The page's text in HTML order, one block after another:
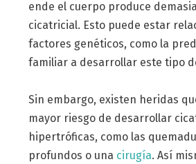
ende el cuerpo produce
cicatricial. Esto puede estar
factores genéticos, como la
familiar a desarrollar este tipo
Sin embargo, existen heridas
mayor riesgo de desarrollar
hipertróficas, como las
profundos o una cirugía. Así